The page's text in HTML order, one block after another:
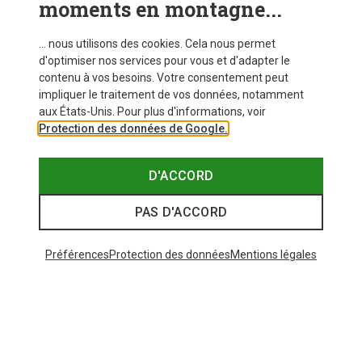
moments en montagne...
... nous utilisons des cookies. Cela nous permet
d'optimiser nos services pour vous et d'adapter le
contenu à vos besoins. Votre consentement peut
impliquer le traitement de vos données, notamment
aux États-Unis. Pour plus d'informations, voir
Protection des données de Google.
D'ACCORD
PAS D'ACCORD
PréférencesProtection des donnéesMentions légales